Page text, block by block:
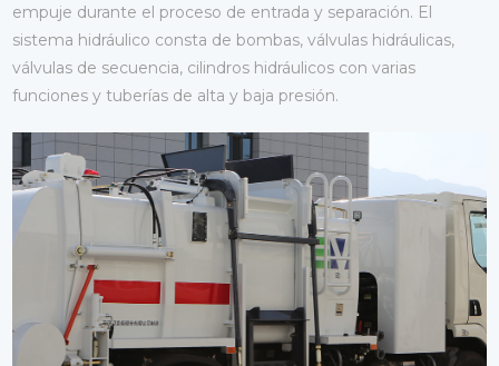
empuje durante el proceso de entrada y separación. El
sistema hidráulico consta de bombas, válvulas hidráulicas,
válvulas de secuencia, cilindros hidráulicos con varias
funciones y tuberías de alta y baja presión.